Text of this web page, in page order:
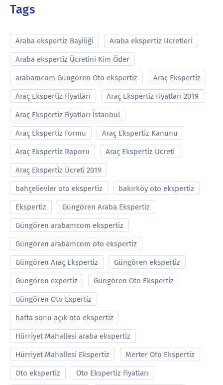
Tags
Araba ekspertiz Bayiliği Araba ekspertiz Ucretleri
Araba ekspertiz Ücretini Kim Öder
arabamcom Güngören Oto ekspertiz Araç Ekspertiz
Araç Ekspertiz Fiyatları Araç Ekspertiz Fiyatları 2019
Araç Ekspertiz Fiyatları İstanbul
Araç Ekspertiz Formu Araç Ekspertiz Kanunu
Araç Ekspertiz Raporu Araç Ekspertiz Ucreti
Araç Ekspertiz Ücreti 2019
bahçelievler oto ekspertiz bakırköy oto ekspertiz
Ekspertiz Güngören Araba Ekspertiz
Güngören arabamcom ekspertiz
Güngören arabamcom oto ekspertiz
Güngören Araç Ekspertiz Güngören ekspertiz
Güngören expertiz Güngören Oto Ekspertiz
Güngören Oto Expertiz
hafta sonu açık oto ekspertiz
Hürriyet Mahallesi araba ekspertiz
Hürriyet Mahallesi Ekspertiz Merter Oto Ekspertiz
Oto ekspertiz Oto Ekspertiz Fiyatları